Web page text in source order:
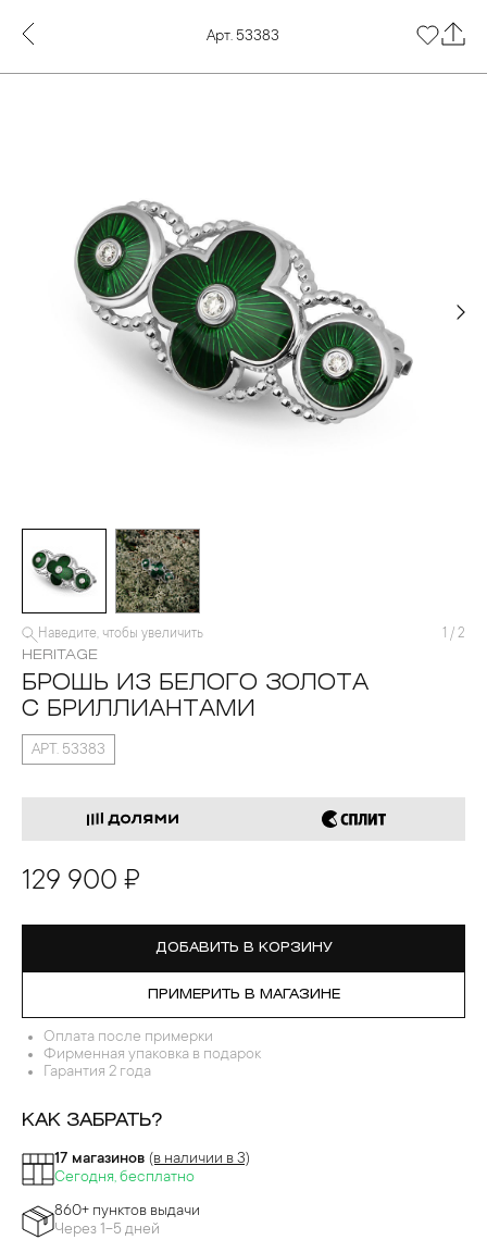
Арт. 53383
Наведите, чтобы увеличить 1 / 2
HERITAGE
БРОШЬ ИЗ БЕЛОГО ЗОЛОТА
С БРИЛЛИАНТАМИ
АРТ. 53383
129 900 ₽
ДОБАВИТЬ В КОРЗИНУ
ПРИМЕРИТЬ В МАГАЗИНЕ
Оплата после примерки
Фирменная упаковка в подарок
Гарантия 2 года
КАК ЗАБРАТЬ?
17 магазинов (в наличии в 3)
Сегодня, бесплатно
860+ пунктов выдачи
Через 1-5 дней